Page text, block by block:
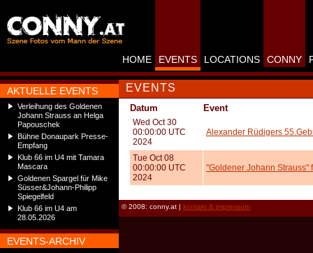
AKTUELLE EVENTS
Verleihung des Goldenen
Johann Strauss an Helga
Papouschek
Bühne Donaupark Presse-
Empfang
Klub 66 im U4 mit Tamara
Mascara
Goldenen Spargel für Mike
Süsser&Johann-Philipp
Spiegelfeld
Klub 66 im U4 am
28.05.2026
EVENTS-ARCHIV
HOME EVENTS LOCATIONS CONNY
EVENTS
Datum Event
Wed Oct 30
00:00:00 UTC
2024
Alexander Rüdigers
Tue Oct 08
00:00:00 UTC
2024
"Goldener Johann Strauss"
© 2008: conny.at | kontakt & impressum